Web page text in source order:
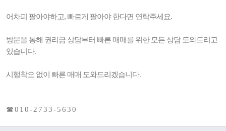
어차피 팔아야하고, 빠르게 팔아야 한다면 연락주세요.
방문을 통해 권리금 상담부터 빠른 매매를 위한 모든 상담 도와드리고
있습니다.
시행착오 없이 빠른 매매 도와드리겠습니다.
☎ 0 1 0 - 2 7 3 3 - 5 6 3 0